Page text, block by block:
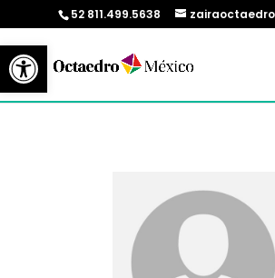
Abrir barra de herramientas
52 811.499.5638